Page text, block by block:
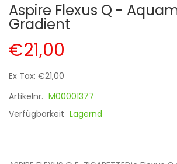
Aspire Flexus Q -
Gradient
€21,00
Ex Tax: €21,00
Artikelnr. M00001377
Verfügbarkeit Lagernd